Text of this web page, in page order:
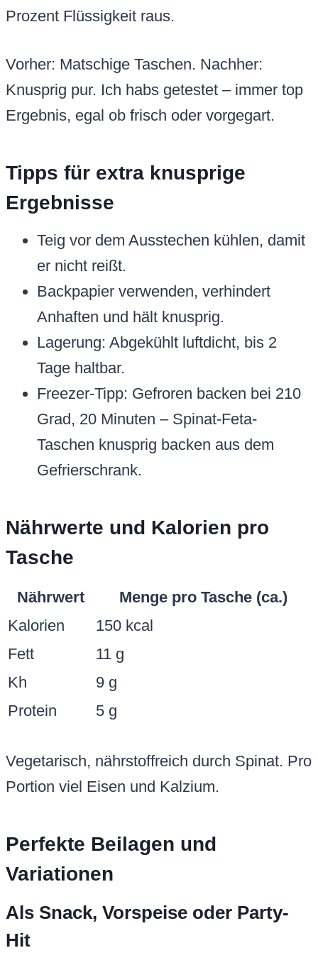
Prozent Flüssigkeit raus.
Vorher: Matschige Taschen. Nachher:
Knusprig pur. Ich habs getestet – immer top
Ergebnis, egal ob frisch oder vorgegart.
Tipps für extra knusprige
Ergebnisse
Teig vor dem Ausstechen kühlen, damit
er nicht reißt.
Backpapier verwenden, verhindert
Anhaften und hält knusprig.
Lagerung: Abgekühlt luftdicht, bis 2
Tage haltbar.
Freezer-Tipp: Gefroren backen bei 210
Grad, 20 Minuten – Spinat-Feta-
Taschen knusprig backen aus dem
Gefrierschrank.
Nährwerte und Kalorien pro
Tasche
Nährwert
Menge pro Tasche (ca.)
Kalorien
150 kcal
Fett
11 g
Kh
9 g
Protein
5 g
Vegetarisch, nährstoffreich durch Spinat. Pro
Portion viel Eisen und Kalzium.
Perfekte Beilagen und
Variationen
Als Snack, Vorspeise oder Party-
Hit